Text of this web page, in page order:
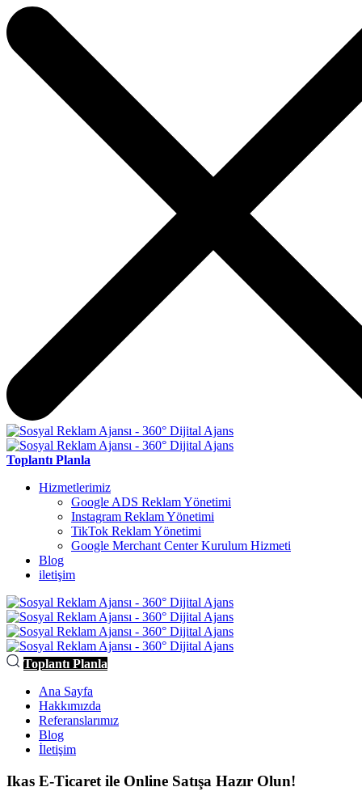
Toplantı Planla
Hizmetlerimiz
Google ADS Reklam Yönetimi
Instagram Reklam Yönetimi
TikTok Reklam Yönetimi
Google Merchant Center Kurulum Hizmeti
Blog
iletişim
Toplantı Planla
Ana Sayfa
Hakkımızda
Referanslarımız
Blog
İletişim
Ikas E-Ticaret ile Online Satışa Hazır Olun!